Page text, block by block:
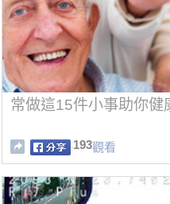
常做這15件小事助你健
193觀看